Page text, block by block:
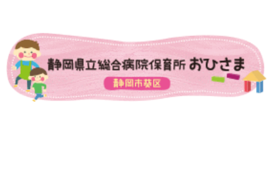
あいのうた短歌講座 第４回②
令和4年度ふじさんっこ応援大賞表彰式及び活動発表交流会
令和4年度ふじさんっこ応援大賞活動発表交流会（1）活動理念や
思いについて